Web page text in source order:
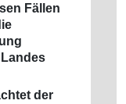
Fällen
der